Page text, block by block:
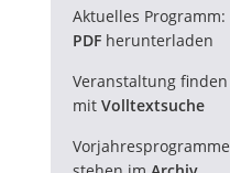
Aktuelles Programm:
PDF herunterladen
Veranstaltung finden
mit Volltextsuche
Vorjahresprogramme